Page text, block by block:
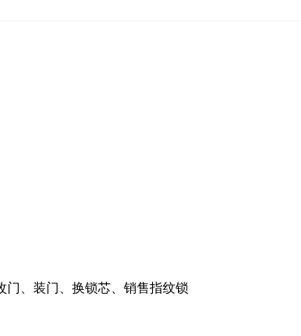
门、装门、换锁芯、销售指纹锁